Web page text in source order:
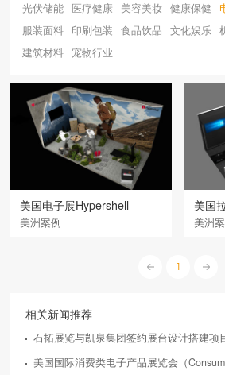
光伏储能 医疗健康 美容美妆 健康保健
服装面料
印刷包装 食品饮品 文化娱乐
建筑材料
宠物行业
美国电子展Hypershell
美洲案例
美国
美洲
1
相关新闻推荐
石拓展览与凯泉集团签约展台设计搭建项